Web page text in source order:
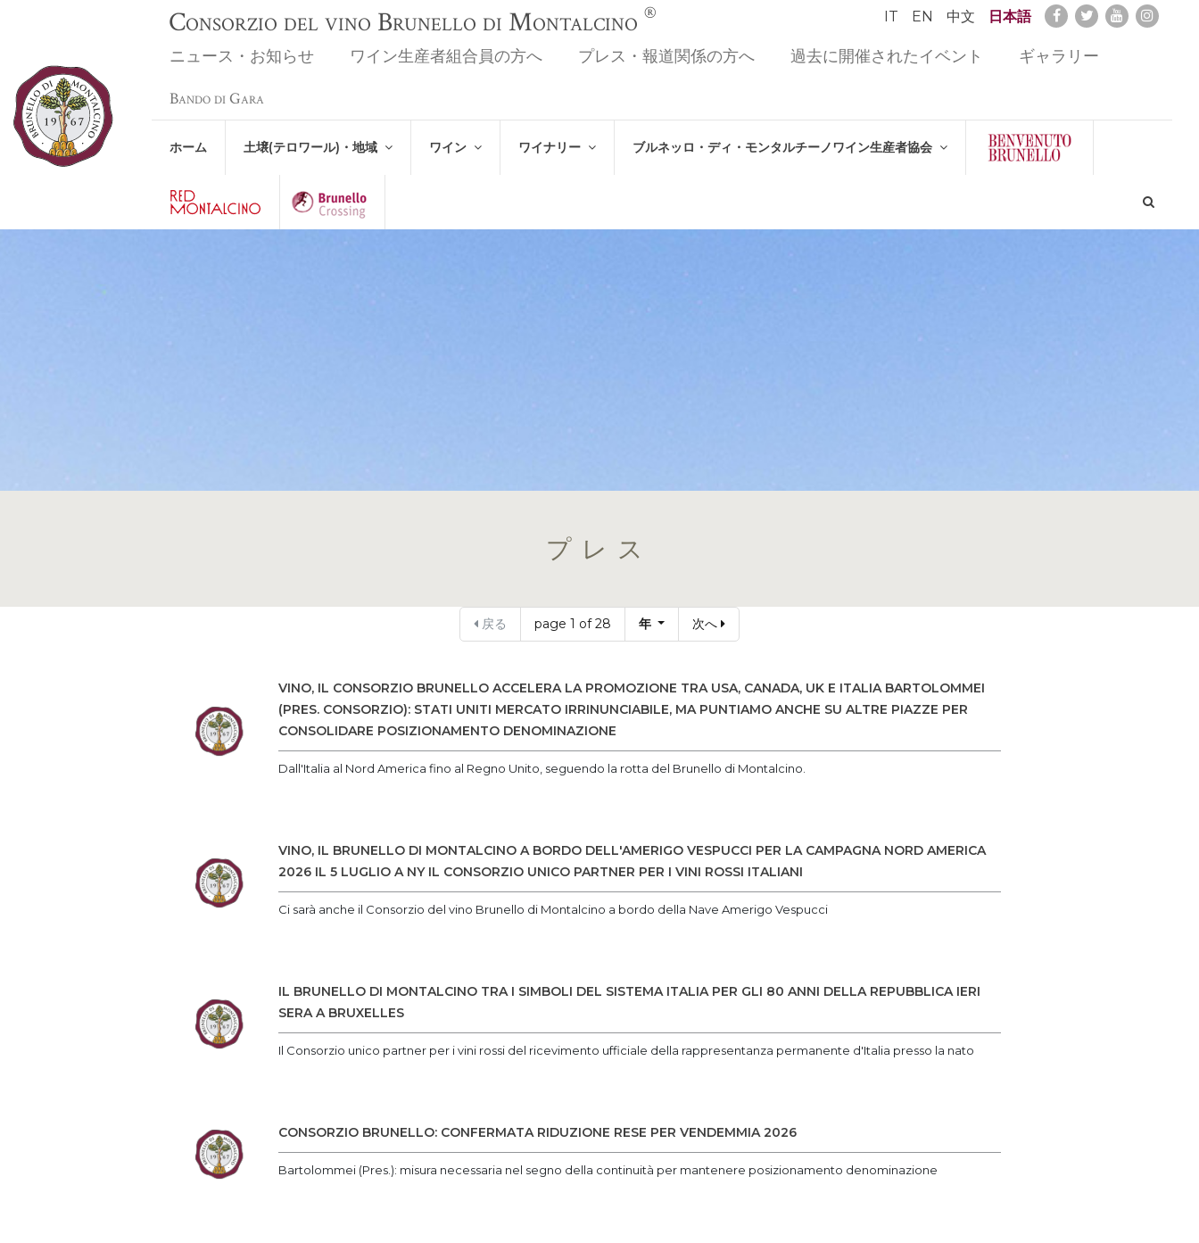
Consorzio del vino Brunello di Montalcino ® IT EN 中文 日本語
ニュース・お知らせ ワイン生産者組合員の方へ プレス・報道関係の方へ 過去に開催されたイベント ギャラリー
Bando di Gara
ホーム 土壌(テロワール)・地域 ワイン ワイナリー ブルネッロ・ディ・モンタルチーノワイン生産者協会
プレス
戻る page 1 of 28 年 次へ
VINO, IL CONSORZIO BRUNELLO ACCELERA LA PROMOZIONE TRA USA, CANADA, UK E ITALIA BARTOLOMMEI
(PRES. CONSORZIO): STATI UNITI MERCATO IRRINUNCIABILE, MA PUNTIAMO ANCHE SU ALTRE PIAZZE PER
CONSOLIDARE POSIZIONAMENTO DENOMINAZIONE
Dall'Italia al Nord America fino al Regno Unito, seguendo la rotta del Brunello di Montalcino.
VINO, IL BRUNELLO DI MONTALCINO A BORDO DELL'AMERIGO VESPUCCI PER LA CAMPAGNA NORD AMERICA
2026 IL 5 LUGLIO A NY IL CONSORZIO UNICO PARTNER PER I VINI ROSSI ITALIANI
Ci sarà anche il Consorzio del vino Brunello di Montalcino a bordo della Nave Amerigo Vespucci
IL BRUNELLO DI MONTALCINO TRA I SIMBOLI DEL SISTEMA ITALIA PER GLI 80 ANNI DELLA REPUBBLICA IERI
SERA A BRUXELLES
Il Consorzio unico partner per i vini rossi del ricevimento ufficiale della rappresentanza permanente d'Italia presso la nato‌
CONSORZIO BRUNELLO: CONFERMATA RIDUZIONE RESE PER VENDEMMIA 2026
Bartolommei (Pres.): misura necessaria nel segno della continuità per mantenere posizionamento denominazione